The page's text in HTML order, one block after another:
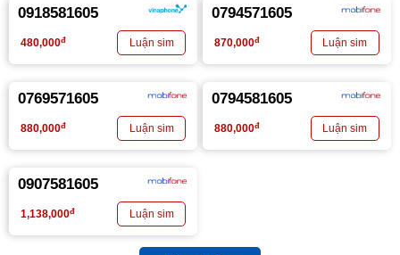
0918581605
480,000đ
0794571605
870,000đ
0769571605
880,000đ
0794581605
880,000đ
0907581605
1,138,000đ